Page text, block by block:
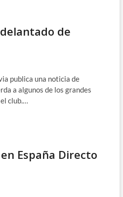
de
publica una noticia de
a algunos de los grandes
club.…
España Directo